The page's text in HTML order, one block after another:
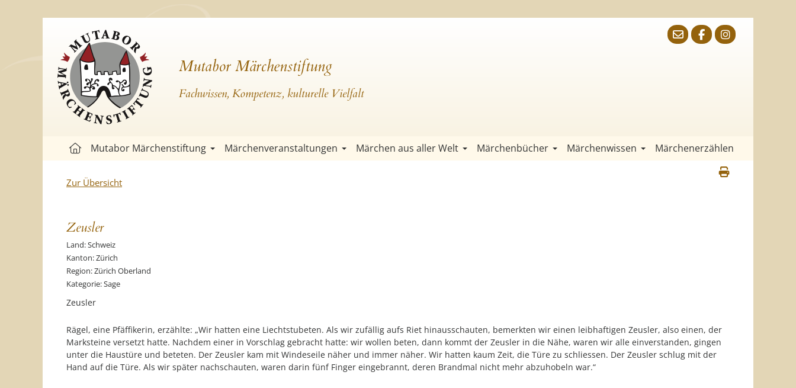
Mutabor Märchenstiftung
Fachwissen, Kompetenz, kulturelle Vielfalt
Mutabor Märchenstiftung Märchenveranstaltungen Märchen aus aller Welt Märchenbücher Märchenwissen Märchenerzählen
Zur Übersicht
Zeusler
Land: Schweiz
Kanton: Zürich
Region: Zürich Oberland
Kategorie: Sage
Zeusler
Rägel, eine Pfäffikerin, erzählte: „Wir hatten eine Liechtstubeten. Als wir zufällig aufs Riet hinausschauten, bemerkten wir einen leibhaftigen Zeusler, also einen, der
Marksteine versetzt hatte. Nachdem einer in Vorschlag gebracht hatte: wir wollen beten, dann kommt der Zeusler in die Nähe, waren wir alle einverstanden, gingen
unter die Haustüre und beteten. Der Zeusler kam mit Windeseile näher und immer näher. Wir hatten kaum Zeit, die Türe zu schliessen. Der Zeusler schlug mit der
Hand auf die Türe. Als wir später nachschauten, waren darin fünf Finger eingebrannt, deren Brandmal nicht mehr abzuhobeln war.“